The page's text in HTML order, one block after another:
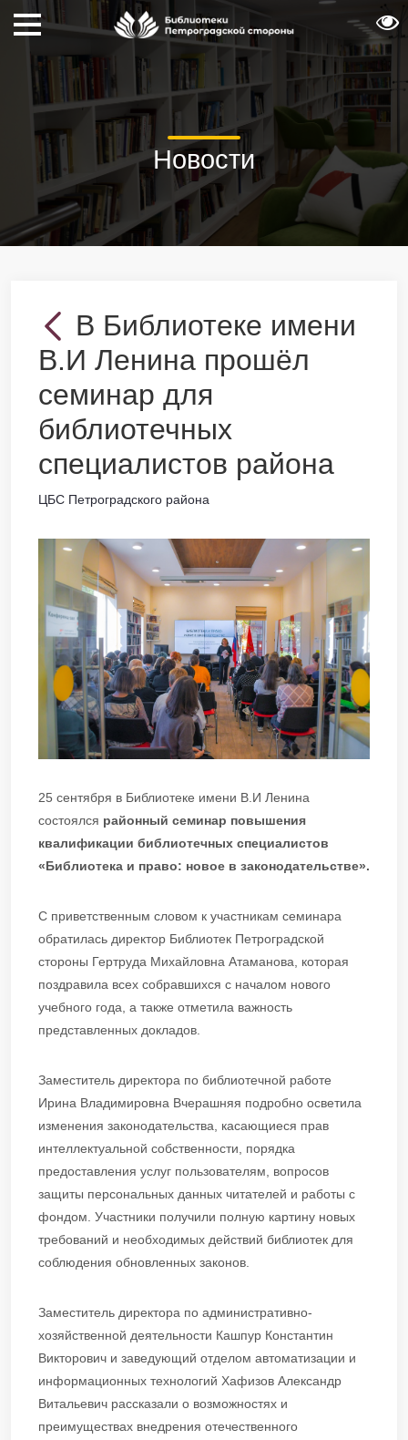
Новости
В Библиотеке имени
В.И Ленина прошёл
семинар для
библиотечных
специалистов района
ЦБС Петроградского района
25 сентября в Библиотеке имени В.И Ленина
состоялся районный семинар повышения
квалификации библиотечных специалистов
«Библиотека и право: новое в законодательстве».
С приветственным словом к участникам семинара
обратилась директор Библиотек Петроградской
стороны Гертруда Михайловна Атаманова, которая
поздравила всех собравшихся с началом нового
учебного года, а также отметила важность
представленных докладов.
Заместитель директора по библиотечной работе
Ирина Владимировна Вчерашняя подробно осветила
изменения законодательства, касающиеся прав
интеллектуальной собственности, порядка
предоставления услуг пользователям, вопросов
защиты персональных данных читателей и работы с
фондом. Участники получили полную картину новых
требований и необходимых действий библиотек для
соблюдения обновленных законов.
Заместитель директора по административно-
хозяйственной деятельности Кашпур Константин
Викторович и заведующий отделом автоматизации и
информационных технологий Хафизов Александр
Витальевич рассказали о возможностях и
преимуществах внедрения отечественного